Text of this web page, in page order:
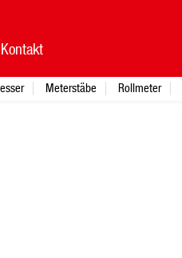
Kontakt
Meterstäbe Rollmeter